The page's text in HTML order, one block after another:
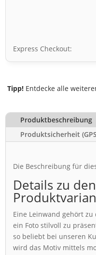
Express Checkout:
Tipp! Entdecke alle
Produktbeschreibung
Produktsicherheit
Die Beschreibung für
Details zu den
Eine Leinwand gehört
ein Foto stilvoll zu
so beliebt bei unseren
wird das Motiv mittels